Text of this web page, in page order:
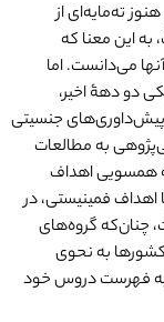
ته‌مایه‌ای از
به این معنا که
می‌دانست. اما
دو دهۀ اخیر،
پیش‌داوری‌های جنسیتی
به مطالعات
همسویی اهداف
اهداف فمینیستی، در
چنان‌که گروه‌های
به نحوی
به فهرست دروس خود